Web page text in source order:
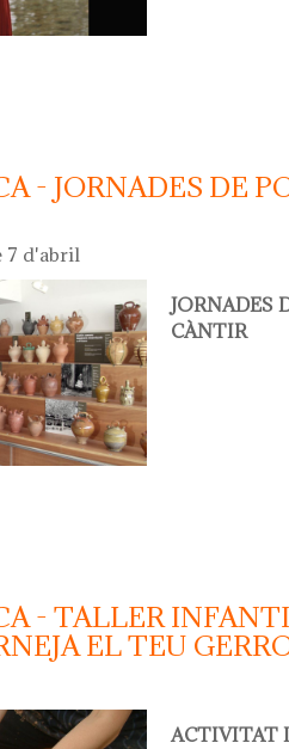
nit dels museus 2024
- JORNADES DE
7 d'abril
JORNADES
CÀNTIR
ceràmica - jornades de
- TALLER
EL TEU
ACTIVITAT